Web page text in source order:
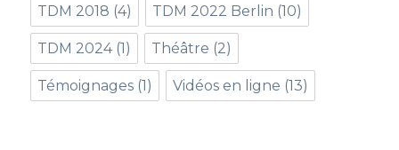
TDM 2018 (4) TDM 2022 Berlin (10)
TDM 2024(1) Théâtre (2)
Témoignages (1) Vidéos en ligne (13)